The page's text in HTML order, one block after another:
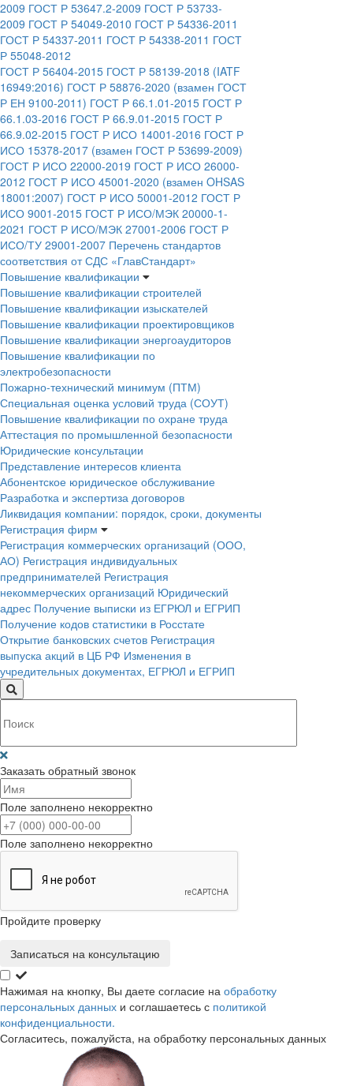
2009 ГОСТ Р 53647.2-2009 ГОСТ Р 53733-
2009 ГОСТ Р 54049-2010 ГОСТ Р 54336-2011
ГОСТ Р 54337-2011 ГОСТ Р 54338-2011 ГОСТ
Р 55048-2012
ГОСТ Р 56404-2015 ГОСТ Р 58139-2018 (IATF
16949:2016) ГОСТ Р 58876-2020 (взамен ГОСТ
Р ЕН 9100-2011) ГОСТ Р 66.1.01-2015 ГОСТ Р
66.1.03-2016 ГОСТ Р 66.9.01-2015 ГОСТ Р
66.9.02-2015 ГОСТ Р ИСО 14001-2016 ГОСТ Р
ИСО 15378-2017 (взамен ГОСТ Р 53699-2009)
ГОСТ Р ИСО 22000-2019 ГОСТ Р ИСО 26000-
2012 ГОСТ Р ИСО 45001-2020 (взамен OHSAS
18001:2007) ГОСТ Р ИСО 50001-2012 ГОСТ Р
ИСО 9001-2015 ГОСТ Р ИСО/МЭК 20000-1-
2021 ГОСТ Р ИСО/МЭК 27001-2006 ГОСТ Р
ИСО/ТУ 29001-2007 Перечень стандартов
соответствия от СДС «ГлавСтандарт»
Повышение квалификации
Повышение квалификации строителей
Повышение квалификации изыскателей
Повышение квалификации проектировщиков
Повышение квалификации энергоаудиторов
Повышение квалификации по
электробезопасности
Пожарно-технический минимум (ПТМ)
Специальная оценка условий труда (СОУТ)
Повышение квалификации по охране труда
Аттестация по промышленной безопасности
Юридические консультации
Представление интересов клиента
Абонентское юридическое обслуживание
Разработка и экспертиза договоров
Ликвидация компании: порядок, сроки, документы
Регистрация фирм
Регистрация коммерческих организаций (ООО,
АО) Регистрация индивидуальных
предпринимателей Регистрация
некоммерческих организаций Юридический
адрес Получение выписки из ЕГРЮЛ и ЕГРИП
Получение кодов статистики в Росстате
Открытие банковских счетов Регистрация
выпуска акций в ЦБ РФ Изменения в
учредительных документах, ЕГРЮЛ и ЕГРИП
Заказать обратный звонок
Поле заполнено некорректно
Поле заполнено некорректно
Пройдите проверку
Записаться на консультацию
Нажимая на кнопку, Вы даете согласие на обработку
персональных данных и соглашаетесь с политикой
конфиденциальности.
Согласитесь, пожалуйста, на обработку персональных данных